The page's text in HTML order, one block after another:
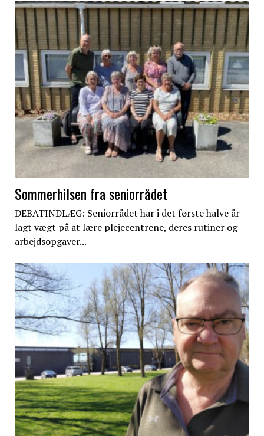
Sommerhilsen fra seniorrådet
DEBATINDLÆG: Seniorrådet har i det første halve år
lagt vægt på at lære plejecentrene, deres rutiner og
arbejdsopgaver...